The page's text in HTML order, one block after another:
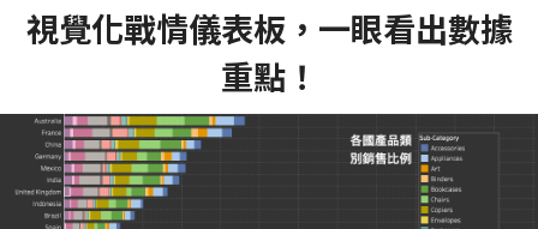
視覺化戰情儀表板，一眼看出數據
重點！